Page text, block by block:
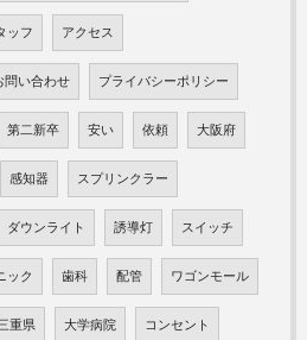
ッフ アクセス
問い合わせ プライバシーポリシー
第二新卒 安い 依頼 大阪府
感知器 スプリンクラー
ダウンライト 誘導灯 スイッチ
ック 歯科 配管 ワゴンモール
重県 大学病院 コンセント